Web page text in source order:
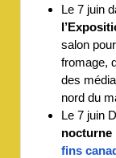
Le 7 juin
salon
fromage,
des
nord du
Le 7 juin
nocturne
fins